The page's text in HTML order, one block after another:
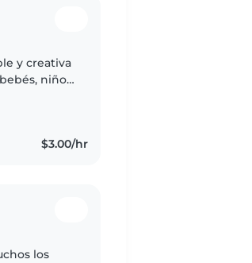
y creativa
niños
$3.00/hr
los